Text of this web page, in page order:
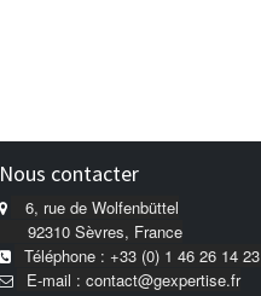
Nous contacter
6, rue de Wolfenbüttel
92310 Sèvres, France
Téléphone : +33 (0) 1 46 26 14 23
E-mail : contact@gexpertise.fr